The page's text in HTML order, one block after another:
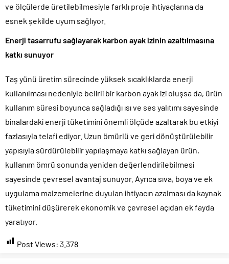
ve ölçülerde üretilebilmesiyle farklı proje ihtiyaçlarına da
esnek şekilde uyum sağlıyor.
Enerji tasarrufu sağlayarak karbon ayak izinin azaltılmasına
katkı sunuyor
Taş yünü üretim sürecinde yüksek sıcaklıklarda enerji
kullanılması nedeniyle belirli bir karbon ayak izi oluşsa da, ürün
kullanım süresi boyunca sağladığı ısı ve ses yalıtımı sayesinde
binalardaki enerji tüketimini önemli ölçüde azaltarak bu etkiyi
fazlasıyla telafi ediyor. Uzun ömürlü ve geri dönüştürülebilir
yapısıyla sürdürülebilir yapılaşmaya katkı sağlayan ürün,
kullanım ömrü sonunda yeniden değerlendirilebilmesi
sayesinde çevresel avantaj sunuyor. Ayrıca sıva, boya ve ek
uygulama malzemelerine duyulan ihtiyacın azalması da kaynak
tüketimini düşürerek ekonomik ve çevresel açıdan ek fayda
yaratıyor.
Post Views: 3.378